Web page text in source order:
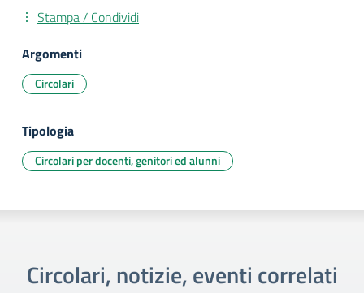
Stampa / Condividi
Argomenti
Circolari
Tipologia
Circolari per docenti, genitori ed alunni
Circolari, notizie, eventi correlati